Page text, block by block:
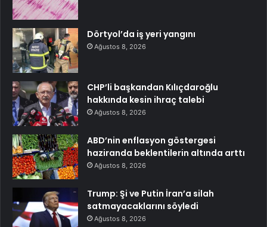
Dörtyol’da iş yeri yangını
Ağustos 8, 2026
CHP’li başkandan Kılıçdaroğlu
hakkında kesin ihraç talebi
Ağustos 8, 2026
ABD’nin enflasyon göstergesi
haziranda beklentilerin altında arttı
Ağustos 8, 2026
Trump: Şi ve Putin İran’a silah
satmayacaklarını söyledi
Ağustos 8, 2026